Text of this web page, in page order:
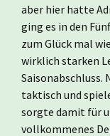
aber hier hatte
ging es in den
zum Glück mal
wirklich starken
Saisonabschluss.
taktisch und
sorgte damit für
vollkommenes